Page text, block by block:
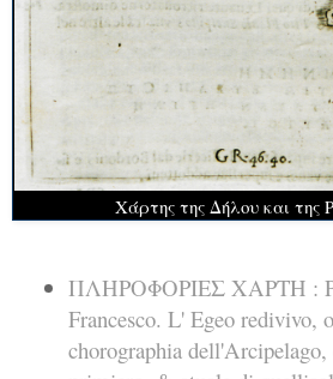
Χάρτης της Δήλου και της
ΠΛΗΡΟΦΟΡΙΕΣ ΧΑΡΤΗ :
Francesco. L' Egeo redivivo,
chorographia dell'Arcipelago,